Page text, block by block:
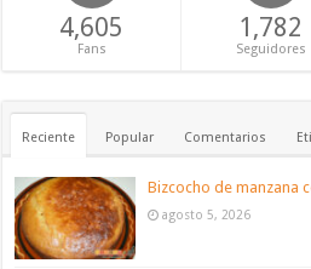
4,605
Fans
1,782
Seguidores
Reciente Popular Comentarios
Bizcocho de manzana
agosto 5, 2026